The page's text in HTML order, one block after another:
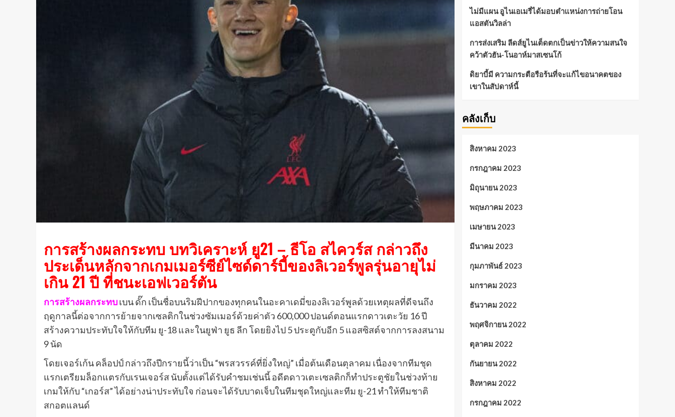
การสร้างผลกระทบ บทวิเคราะห์ ยู21 – ธีโอ สไควร์ส กล่าวถึง
ประเด็นหลักจากเกมเมอร์ซีย์ไซด์ดาร์บี้ของลิเวอร์พูลรุ่นอายุไม่
เกิน 21 ปี ที่ชนะเอฟเวอร์ตัน
การสร้างผลกระทบเบน ดั๊ก เป็นชื่อบนริมฝีปากของทุกคนในอะคาเดมี่ของลิเวอร์พูลด้วยเหตุผลที่ดีจนถึง
ฤดูกาลนี้ต่อจากการย้ายจากเซลติกในช่วงซัมเมอร์ด้วยค่าตัว 600,000 ปอนด์ตอนแรกดาวเตะวัย 16 ปี
สร้างความประทับใจให้กับทีม ยู-18 และในยูฟ่า ยูธ ลีก โดยยิงไป 5 ประตูกับอีก 5 แอสซิสต์จากการลงสนาม
9 นัด
โดยเจอร์เก้น คล็อปป์ กล่าวถึงปีกรายนี้ว่าเป็น “พรสวรรค์ที่ยิ่งใหญ่” เมื่อต้นเดือนตุลาคม เนื่องจากทีมชุด
แรกเตรียมล็อกแตรกับเรนเจอร์ส นับตั้งแต่ได้รับคําชมเช่นนี้ อดีตดาวเตะเซลติกก็ทําประตูชัยในช่วงท้าย
เกมให้กับ “เกอร์ส” ได้อย่างน่าประทับใจ ก่อนจะได้รับบาดเจ็บในทีมชุดใหญ่และทีม ยู-21 ทําให้ทีมชาติ
สกอตแลนด์
ไม่มีแผน อูไนเอเมรี่ได้มอบตำแหน่งการถ่ายโอน
แอสตันวิลล่า
การส่งเสริม ลีดส์ยูไนเต็ดตกเป็นข่าวให้ความสนใจ
คว้าตัวฮัน-โนอาห์มาสเซนโก้
ดิยาบี้มี ความกระตือรือร้นที่จะแก้ไขอนาคตของ
เขาในสัปดาห์นี้
คลังเก็บ
สิงหาคม 2023
กรกฎาคม 2023
มิถุนายน 2023
พฤษภาคม 2023
เมษายน 2023
มีนาคม 2023
กุมภาพันธ์ 2023
มกราคม 2023
ธันวาคม 2022
พฤศจิกายน 2022
ตุลาคม 2022
กันยายน 2022
สิงหาคม 2022
กรกฎาคม 2022